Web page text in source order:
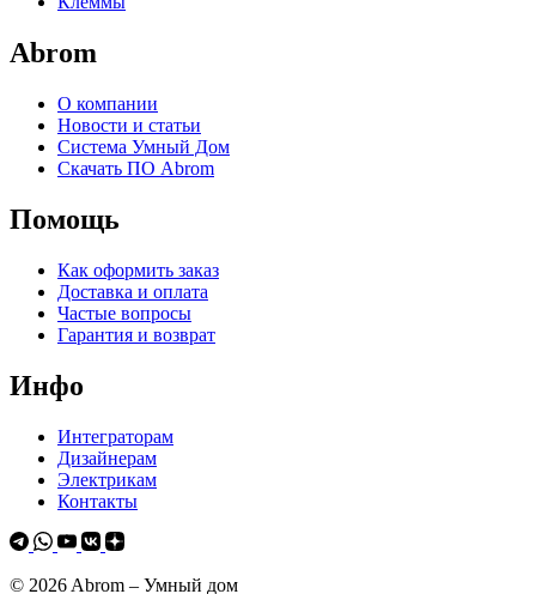
Abrom
О компании
Новости и статьи
Система Умный Дом
Скачать ПО Abrom
Помощь
Как оформить заказ
Доставка и оплата
Частые вопросы
Гарантия и возврат
Инфо
Интеграторам
Дизайнерам
Электрикам
Контакты
© 2026 Abrom – Умный дом